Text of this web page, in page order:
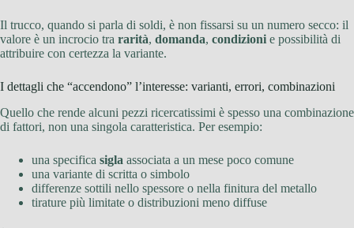
Il trucco, quando si parla di soldi, è non fissarsi su un numero secco: il
valore è un incrocio tra rarità, domanda, condizioni e possibilità di
attribuire con certezza la variante.
I dettagli che “accendono” l’interesse: varianti, errori, combinazioni
Quello che rende alcuni pezzi ricercatissimi è spesso una combinazione
di fattori, non una singola caratteristica. Per esempio:
una specifica sigla associata a un mese poco comune
una variante di scritta o simbolo
differenze sottili nello spessore o nella finitura del metallo
tirature più limitate o distribuzioni meno diffuse